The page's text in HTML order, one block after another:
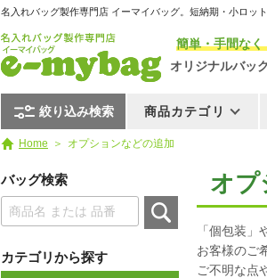
名入れバッグ製作専門店 イーマイバッグ。短納期・小ロッ
簡単・手間な
オリジナルバッ
商品カテゴリ
絞り込み検索
Home オプションなどの追加
オプ
「個包装
お客様のご
ご不明な点
バッグ検索
カテゴリから探す